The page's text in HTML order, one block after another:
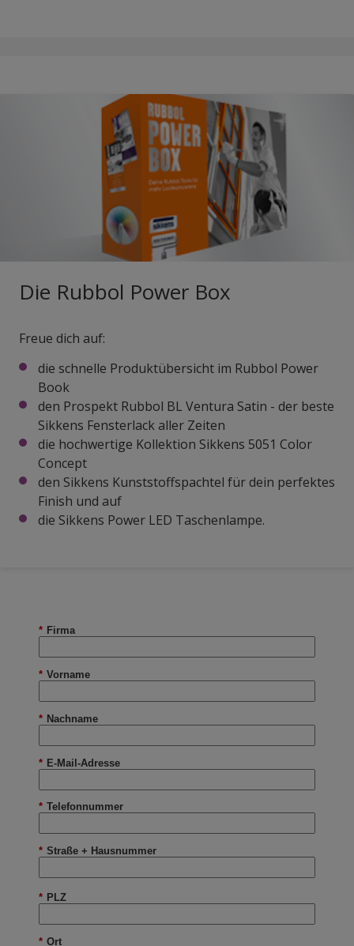
Die Rubbol Power Box
Freue dich auf:
die schnelle Produktübersicht im Rubbol Power
Book
den Prospekt Rubbol BL Ventura Satin - der beste
Sikkens Fensterlack aller Zeiten
die hochwertige Kollektion Sikkens 5051 Color
Concept
den Sikkens Kunststoffspachtel für dein perfektes
Finish und auf
die Sikkens Power LED Taschenlampe.